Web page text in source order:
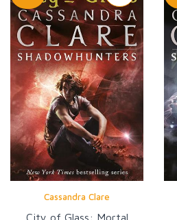
Cassandra Clare
City of Glass: Mortal